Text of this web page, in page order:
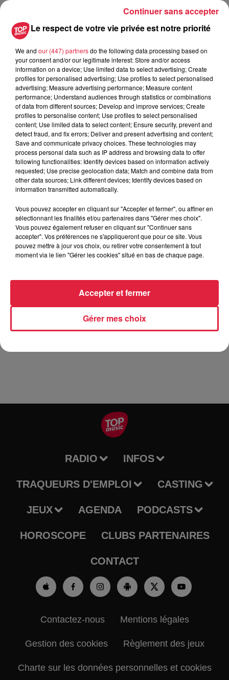
Date
Lieu CHÂTENOIS (67)
Organisateur
Ludwig Sébastien
0686917243
ludwig.sebastien@numericable.fr
Gratuit
Les réservations sont ouvertes !! �xÈ�xÈ Venez participer
à la deuxième Oktoberfest �xÈ organisée par l'amicale des
25 cl de bière offert pour 20€ Menu enfant (- de 15ans)
Réservation auprès de Stéphane au 06 59 44 76 06 Merci
RADIO INFOS
TRAQUEURS D'EMPLOI CASTING
JEUX AGENDA PODCASTS
HOROSCOPE CLUBS PARTENAIRES
CONTACT
Contactez-nous Mentions légales
Gestion des cookies Règlement des jeux
Charte sur les données personnelles et cookies
Le respect de votre vie privée est notre priorité
We and our (447) partnersdo the following data processing based on
your consent and/or our legitimate interest: Store and/or access
information on a device; Use limited data to select advertising; Create
profiles for personalised advertising; Use profiles to select personalised
advertising; Measure advertising performance; Measure content
performance; Understand audiences through statistics or combinations
of data from different sources; Develop and improve services; Create
profiles to personalise content; Use profiles to select personalised
content; Use limited data to select content; Ensure security, prevent and
detect fraud, and fix errors; Deliver and present advertising and content;
Save and communicate privacy choices. These technologies may
process personal data such as IP address and browsing data to offer
following functionalities: Identify devices based on information actively
requested; Use precise geolocation data; Match and combine data from
other data sources; Link different devices; Identify devices based on
information transmitted automatically.
Vous pouvez accepter en cliquant sur "Accepter et fermer", ou affiner en
sélectionnant les finalités et/ou partenaires dans "Gérer mes choix".
Vous pouvez également refuser en cliquant sur "Continuer sans
accepter". Vos préférences ne s'appliqueront que pour ce site. Vous
pouvez mettre à jour vos choix, ou retirer votre consentement à tout
moment via le lien "Gérer les cookies" situé en bas de chaque page.
Gérer mes choix
Accepter et fermer
Continuer sans accepter